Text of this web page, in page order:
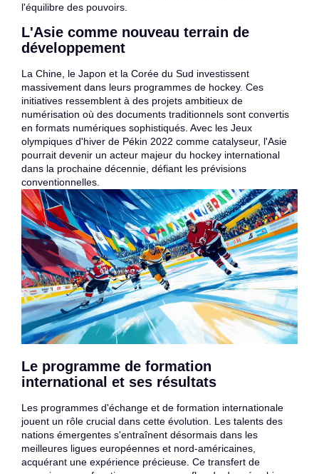
l'équilibre des pouvoirs.
L'Asie comme nouveau terrain de
développement
La Chine, le Japon et la Corée du Sud investissent
massivement dans leurs programmes de hockey. Ces
initiatives ressemblent à des projets ambitieux de
numérisation où des documents traditionnels sont convertis
en formats numériques sophistiqués. Avec les Jeux
olympiques d'hiver de Pékin 2022 comme catalyseur, l'Asie
pourrait devenir un acteur majeur du hockey international
dans la prochaine décennie, défiant les prévisions
conventionnelles.
Le programme de formation
international et ses résultats
Les programmes d'échange et de formation internationale
jouent un rôle crucial dans cette évolution. Les talents des
nations émergentes s'entraînent désormais dans les
meilleures ligues européennes et nord-américaines,
acquérant une expérience précieuse. Ce transfert de